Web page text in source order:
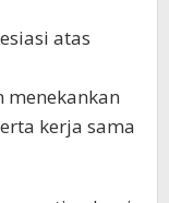
atas
kerja sama